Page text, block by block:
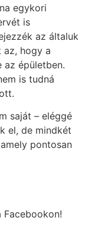
egykori
is
az általuk
az, hogy a
az épületben.
is tudná
saját – eléggé
el, de mindkét
pontosan
Facebookon!